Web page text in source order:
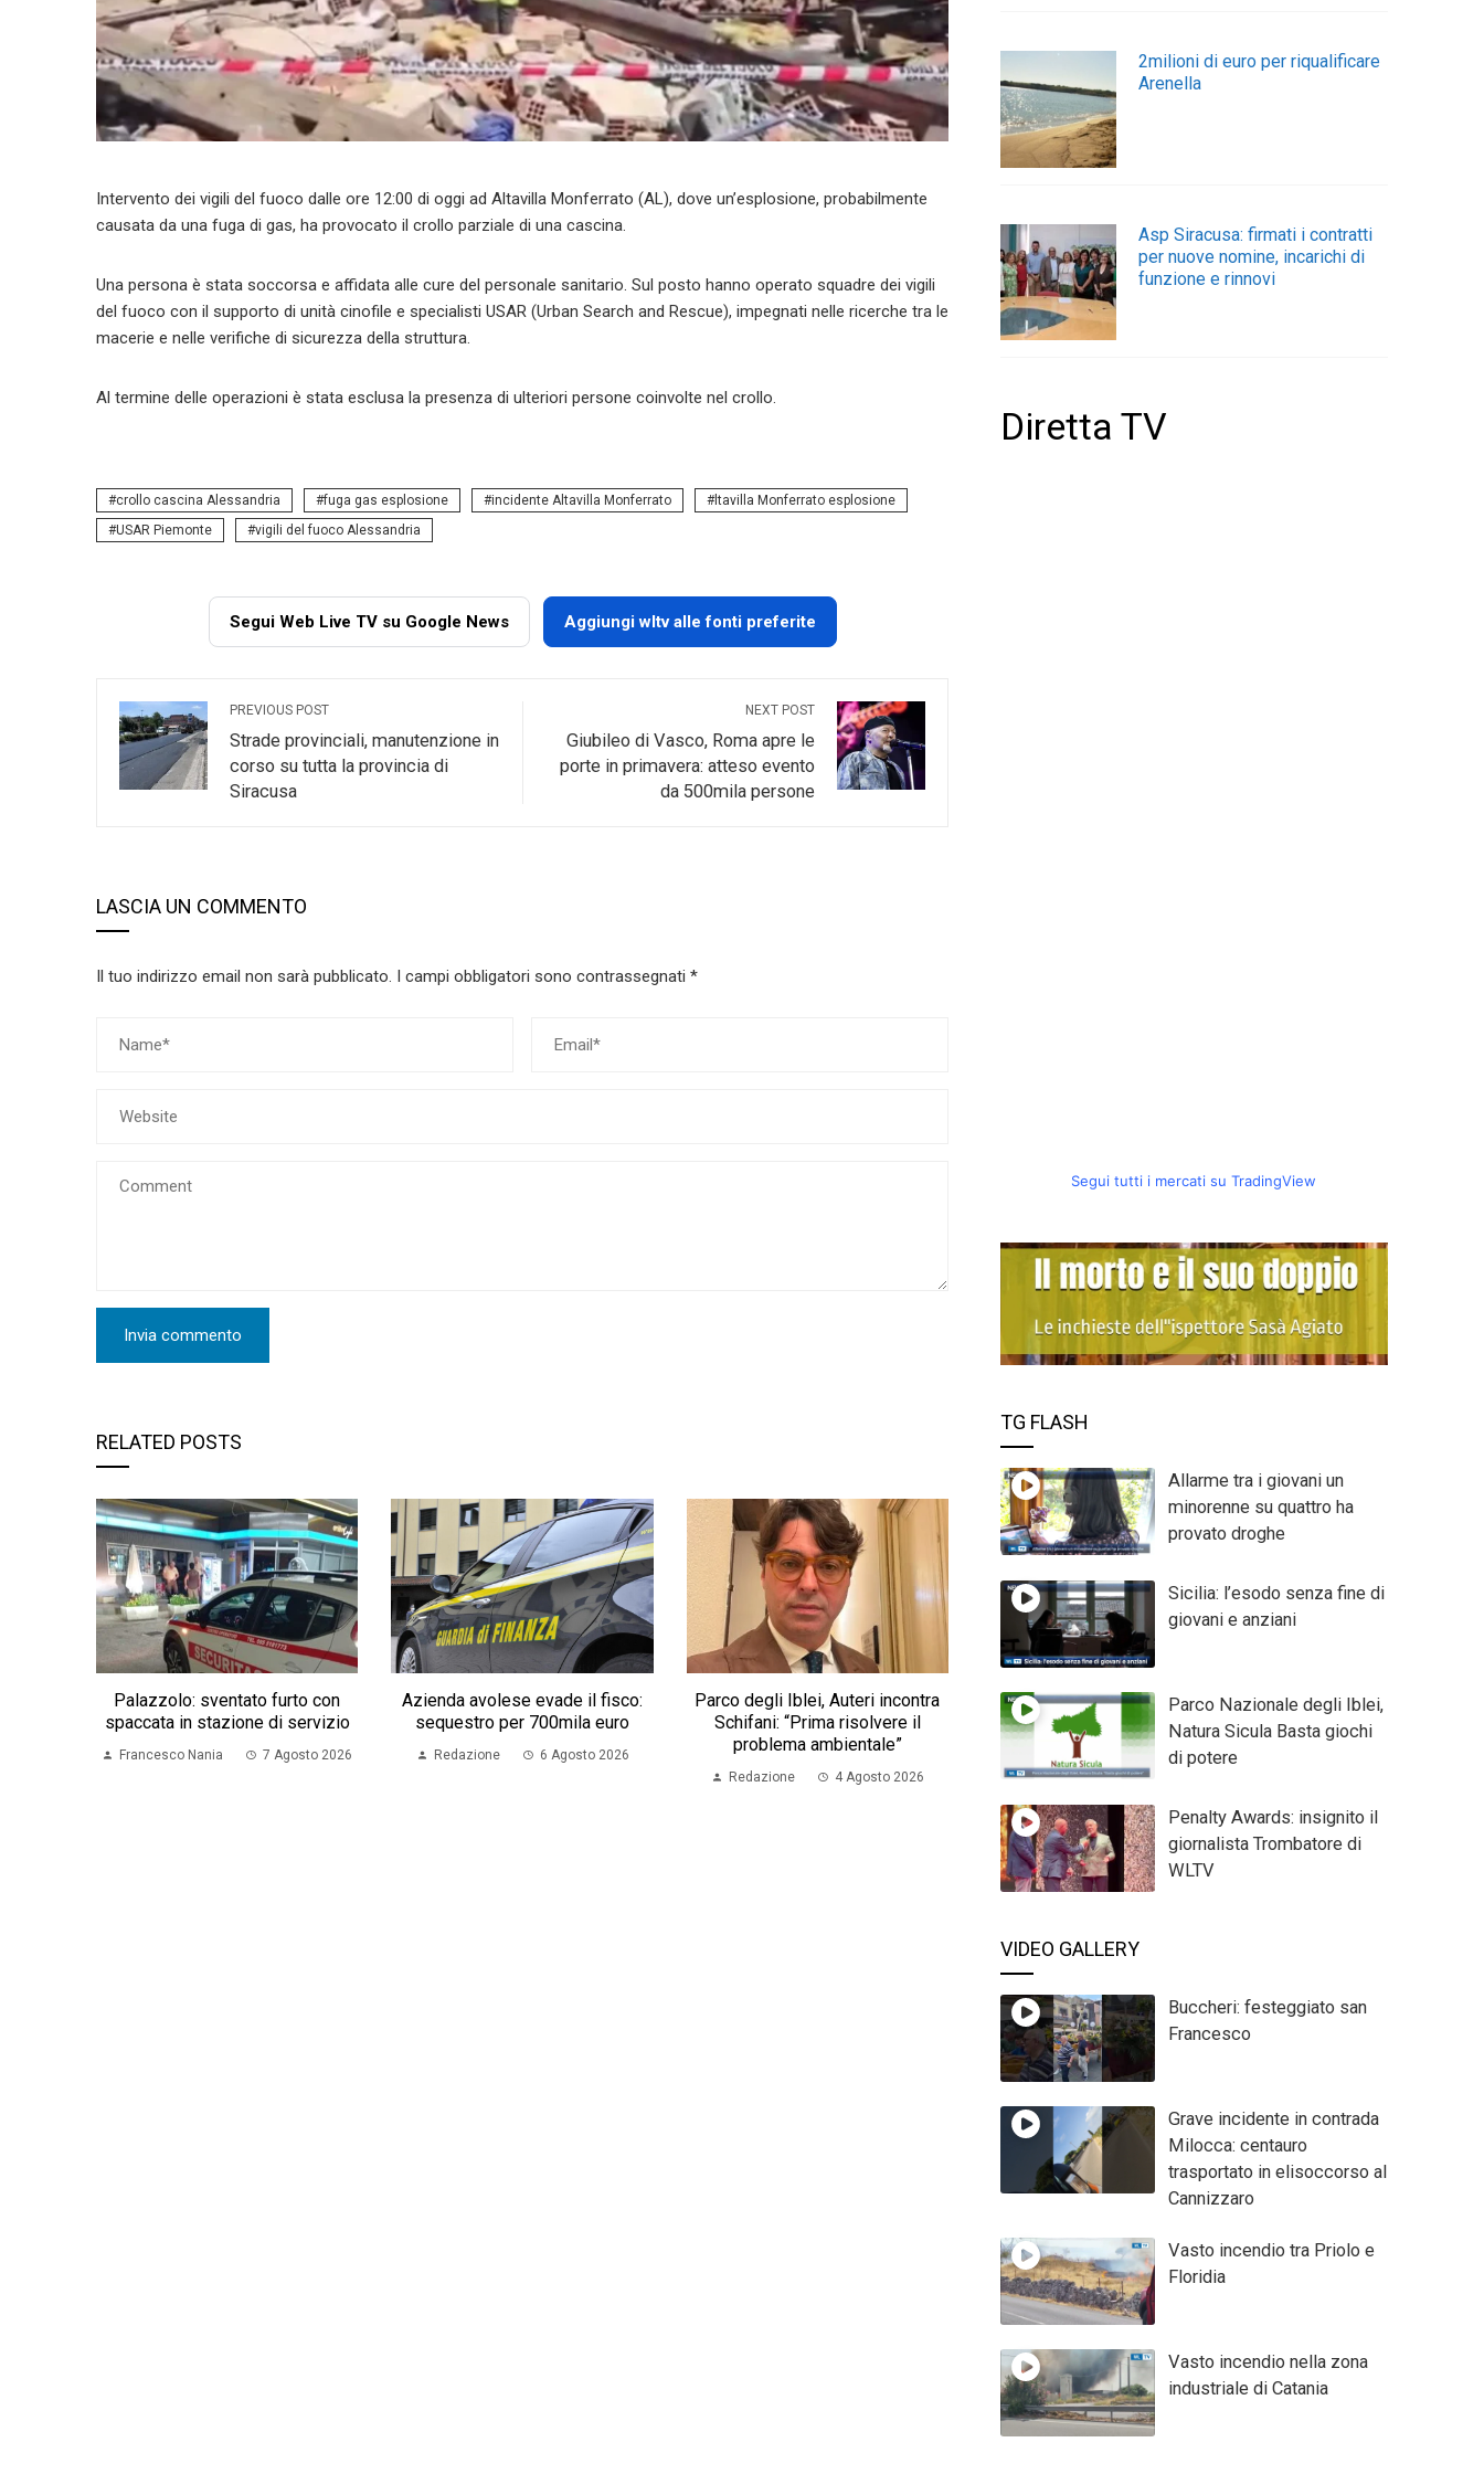
Intervento dei vigili del fuoco dalle ore 12:00 di oggi ad Altavilla Monferrato (AL), dove un’esplosione, probabilmente
causata da una fuga di gas, ha provocato il crollo parziale di una cascina.
Una persona è stata soccorsa e affidata alle cure del personale sanitario. Sul posto hanno operato squadre dei vigili
del fuoco con il supporto di unità cinofile e specialisti USAR (Urban Search and Rescue), impegnati nelle ricerche tra le
macerie e nelle verifiche di sicurezza della struttura.
Al termine delle operazioni è stata esclusa la presenza di ulteriori persone coinvolte nel crollo.
crollo cascina Alessandria fuga gas esplosione incidente Altavilla Monferrato
ltavilla Monferrato esplosione
USAR Piemonte
vigili del fuoco Alessandria
Segui Web Live TV su Google News Aggiungi wltv alle fonti preferite
PREVIOUS POST
Strade provinciali, manutenzione in
corso su tutta la provincia di
Siracusa
NEXT POST
Giubileo di Vasco, Roma apre le
porte in primavera: atteso evento
da 500mila persone
LASCIA UN COMMENTO
Il tuo indirizzo email non sarà pubblicato. I campi obbligatori sono contrassegnati *
RELATED POSTS
Palazzolo: sventato furto con
spaccata in stazione di servizio
Francesco Nania 7 Agosto 2026
Azienda avolese evade il fisco:
sequestro per 700mila euro
Redazione 6 Agosto 2026
Parco degli Iblei, Auteri incontra
Schifani: “Prima risolvere il
problema ambientale”
Redazione 4 Agosto 2026
2milioni di euro per riqualificare
Arenella
Asp Siracusa: firmati i contratti
per nuove nomine, incarichi di
funzione e rinnovi
Diretta TV
Segui tutti i mercati su TradingView
TG FLASH
Allarme tra i giovani un
minorenne su quattro ha
provato droghe
Sicilia: l’esodo senza fine di
giovani e anziani
Parco Nazionale degli Iblei,
Natura Sicula Basta giochi
di potere
Penalty Awards: insignito il
giornalista Trombatore di
WLTV
VIDEO GALLERY
Buccheri: festeggiato san
Francesco
Grave incidente in contrada
Milocca: centauro
trasportato in elisoccorso al
Cannizzaro
Vasto incendio tra Priolo e
Floridia
Vasto incendio nella zona
industriale di Catania